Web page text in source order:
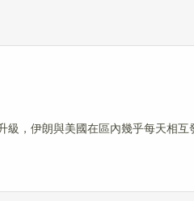
級，伊朗與美國在區內幾乎每天相互